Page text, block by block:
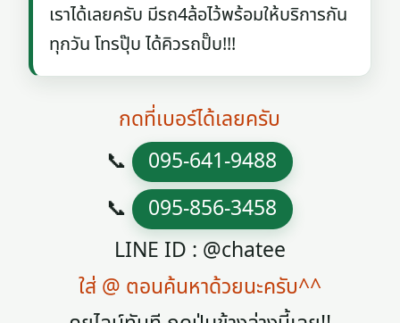
เราได้เลยครับ มีรถ4ล้อไว้พร้อมให้บริการกัน
ทุกวัน โทรปุ๊บ ได้คิวรถปั๊บ!!!
กดที่เบอร์ได้เลยครับ
📞 095-641-9488
📞 095-856-3458
LINE ID : @chatee
ใส่ @ ตอนค้นหาด้วยนะครับ^^